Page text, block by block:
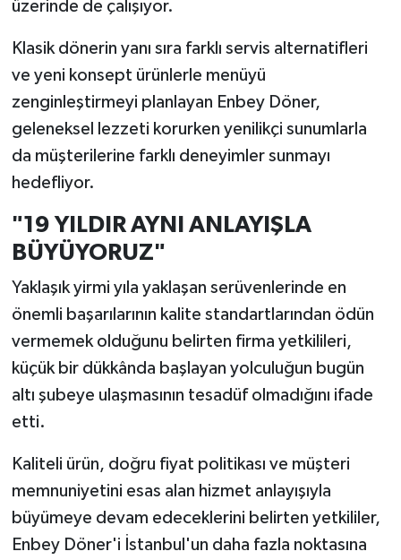
üzerinde de çalışıyor.
Klasik dönerin yanı sıra farklı servis alternatifleri
ve yeni konsept ürünlerle menüyü
zenginleştirmeyi planlayan Enbey Döner,
geleneksel lezzeti korurken yenilikçi sunumlarla
da müşterilerine farklı deneyimler sunmayı
hedefliyor.
"19 YILDIR AYNI ANLAYIŞLA
BÜYÜYORUZ"
Yaklaşık yirmi yıla yaklaşan serüvenlerinde en
önemli başarılarının kalite standartlarından ödün
vermemek olduğunu belirten firma yetkilileri,
küçük bir dükkânda başlayan yolculuğun bugün
altı şubeye ulaşmasının tesadüf olmadığını ifade
etti.
Kaliteli ürün, doğru fiyat politikası ve müşteri
memnuniyetini esas alan hizmet anlayışıyla
büyümeye devam edeceklerini belirten yetkililer,
Enbey Döner'i İstanbul'un daha fazla noktasına